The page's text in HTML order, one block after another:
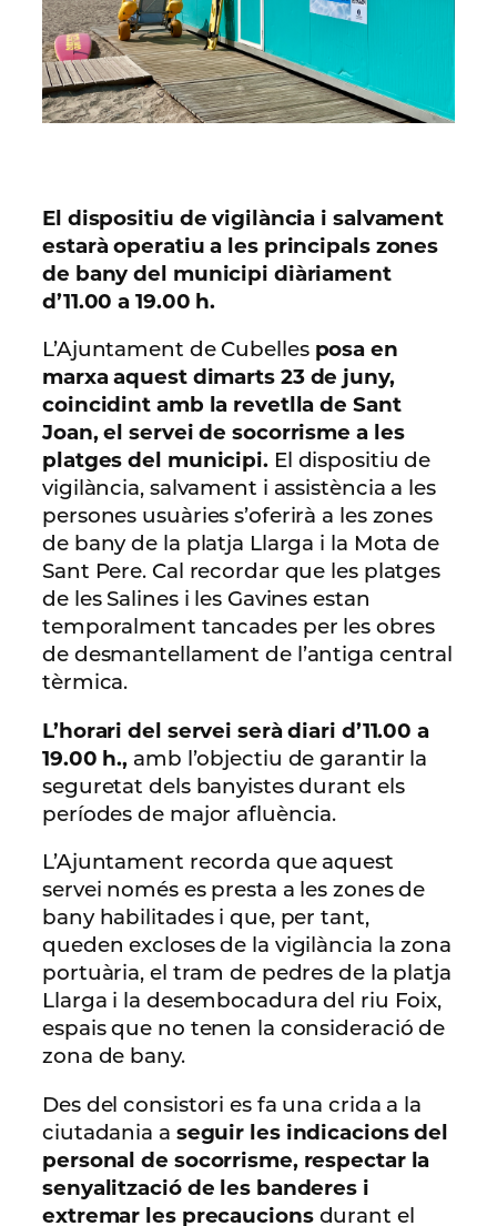
El dispositiu de vigilància i salvament
estarà operatiu a les principals zones
de bany del municipi diàriament
d’11.00 a 19.00 h.
L’Ajuntament de Cubelles posa en
marxa aquest dimarts 23 de juny,
coincidint amb la revetlla de Sant
Joan, el servei de socorrisme a les
platges del municipi. El dispositiu de
vigilància, salvament i assistència a les
persones usuàries s’oferirà a les zones
de bany de la platja Llarga i la Mota de
Sant Pere. Cal recordar que les platges
de les Salines i les Gavines estan
temporalment tancades per les obres
de desmantellament de l’antiga central
tèrmica.
L’horari del servei serà diari d’11.00 a
19.00 h., amb l’objectiu de garantir la
seguretat dels banyistes durant els
períodes de major afluència.
L’Ajuntament recorda que aquest
servei només es presta a les zones de
bany habilitades i que, per tant,
queden excloses de la vigilància la zona
portuària, el tram de pedres de la platja
Llarga i la desembocadura del riu Foix,
espais que no tenen la consideració de
zona de bany.
Des del consistori es fa una crida a la
ciutadania a seguir les indicacions del
personal de socorrisme, respectar la
senyalització de les banderes i
extremar les precaucionsdurant el